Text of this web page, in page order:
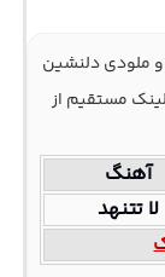
و ملودی دلنشین
دانلود با کیفیت 320 و 128 و لینک مستقیم از
آهنگ
لا تتنهد